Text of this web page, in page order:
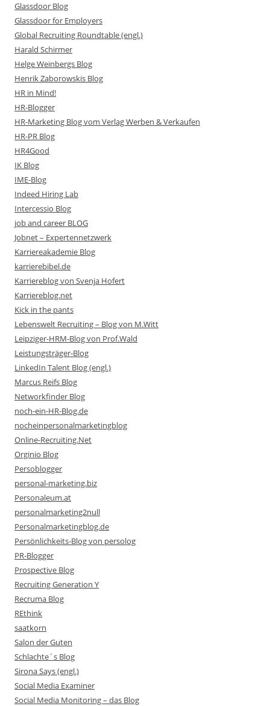
Glassdoor Blog
Glassdoor for Employers
Global Recruiting Roundtable (engl.)
Harald Schirmer
Helge Weinbergs Blog
Henrik Zaborowskis Blog
HR in Mind!
HR-Blogger
HR-Marketing Blog vom Verlag Werben & Verkaufen
HR-PR Blog
HR4Good
IK Blog
IME-Blog
Indeed Hiring Lab
Intercessio Blog
job and career BLOG
Jobnet – Expertennetzwerk
Karriereakademie Blog
karrierebibel.de
Karriereblog von Svenja Hofert
Karriereblog.net
Kick in the pants
Lebenswelt Recruiting – Blog von M.Witt
Leipziger-HRM-Blog von Prof.Wald
Leistungsträger-Blog
LinkedIn Talent Blog (engl.)
Marcus Reifs Blog
Networkfinder Blog
noch-ein-HR-Blog.de
nocheinpersonalmarketingblog
Online-Recruiting.Net
Orginio Blog
Persoblogger
personal-marketing.biz
Personaleum.at
personalmarketing2null
Personalmarketingblog.de
Persönlichkeits-Blog von persolog
PR-Blogger
Prospective Blog
Recruiting Generation Y
Recruma Blog
REthink
saatkorn
Salon der Guten
Schlachte´s Blog
Sirona Says (engl.)
Social Media Examiner
Social Media Monitoring – das Blog